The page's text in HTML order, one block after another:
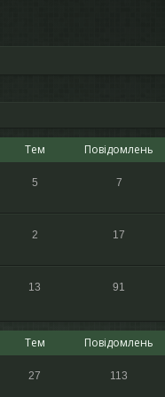
Тем Повідомлень
5 7
2 17
13 91
Тем Повідомлень
27 113